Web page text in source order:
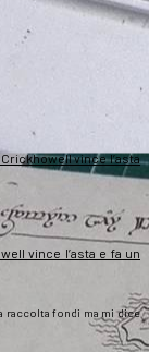
vince l’asta
vince l’asta e fa un
raccolta fondi ma mi dice